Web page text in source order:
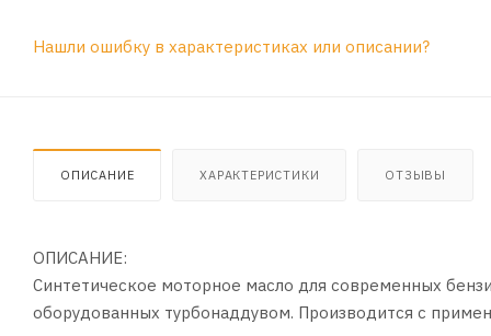
Нашли ошибку в характеристиках или описании?
ОПИСАНИЕ ХАРАКТЕРИСТИКИ ОТЗЫВЫ
ОПИСАНИЕ:
Синтетическое моторное масло для современных
оборудованных турбонаддувом. Производится с